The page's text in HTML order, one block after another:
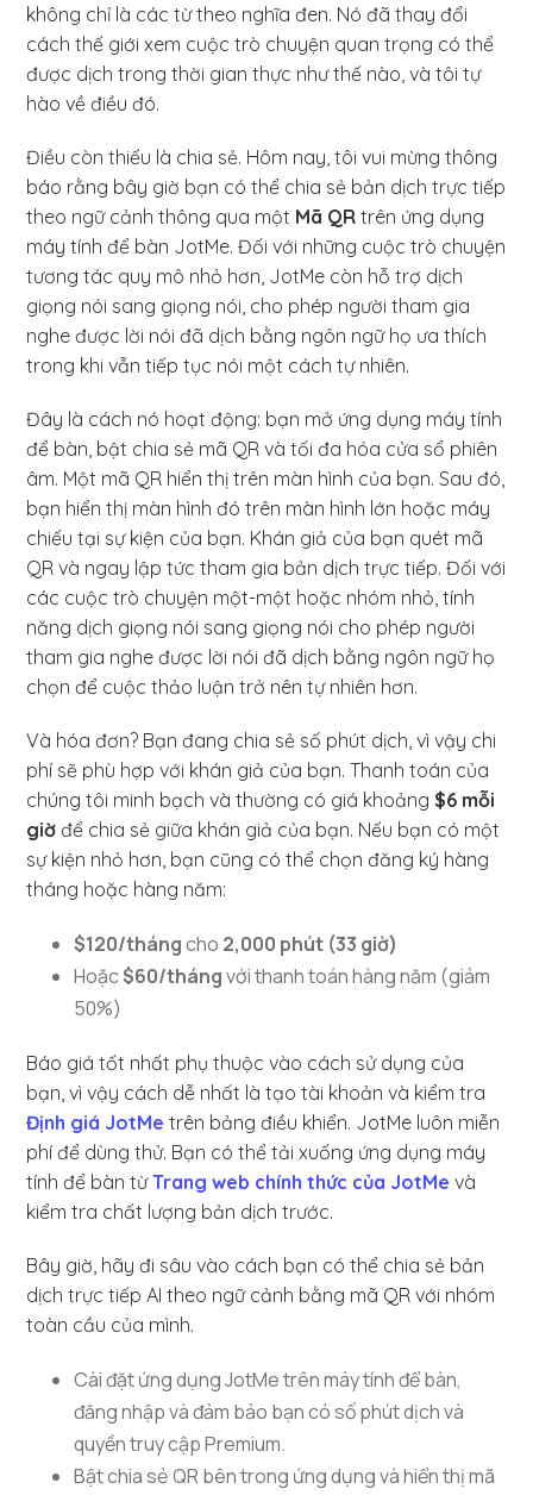
không chỉ là các từ theo nghĩa đen. Nó đã thay đổi
cách thế giới xem cuộc trò chuyện quan trọng có thể
được dịch trong thời gian thực như thế nào, và tôi tự
hào về điều đó.
Điều còn thiếu là chia sẻ. Hôm nay, tôi vui mừng thông
báo rằng bây giờ bạn có thể chia sẻ bản dịch trực tiếp
theo ngữ cảnh thông qua một Mã QR trên ứng dụng
máy tính để bàn JotMe. Đối với những cuộc trò chuyện
tương tác quy mô nhỏ hơn, JotMe còn hỗ trợ dịch
giọng nói sang giọng nói, cho phép người tham gia
nghe được lời nói đã dịch bằng ngôn ngữ họ ưa thích
trong khi vẫn tiếp tục nói một cách tự nhiên.
Đây là cách nó hoạt động: bạn mở ứng dụng máy tính
để bàn, bật chia sẻ mã QR và tối đa hóa cửa sổ phiên
âm. Một mã QR hiển thị trên màn hình của bạn. Sau đó,
bạn hiển thị màn hình đó trên màn hình lớn hoặc máy
chiếu tại sự kiện của bạn. Khán giả của bạn quét mã
QR và ngay lập tức tham gia bản dịch trực tiếp. Đối với
các cuộc trò chuyện một-một hoặc nhóm nhỏ, tính
năng dịch giọng nói sang giọng nói cho phép người
tham gia nghe được lời nói đã dịch bằng ngôn ngữ họ
chọn để cuộc thảo luận trở nên tự nhiên hơn.
Và hóa đơn? Bạn đang chia sẻ số phút dịch, vì vậy chi
phí sẽ phù hợp với khán giả của bạn. Thanh toán của
chúng tôi minh bạch và thường có giá khoảng$6 mỗi
giờ để chia sẻ giữa khán giả của bạn. Nếu bạn có một
sự kiện nhỏ hơn, bạn cũng có thể chọn đăng ký hàng
tháng hoặc hàng năm:
$120/thángcho 2,000 phút (33 giờ)
Hoặc$60/thángvới thanh toán hàng năm (giảm
50%)
Báo giá tốt nhất phụ thuộc vào cách sử dụng của
bạn, vì vậy cách dễ nhất là tạo tài khoản và kiểm tra
Định giá JotMe trên bảng điều khiển. JotMe luôn miễn
phí để dùng thử. Bạn có thể tải xuống ứng dụng máy
tính để bàn từTrang web chính thức của JotMe và
kiểm tra chất lượng bản dịch trước.
Bây giờ, hãy đi sâu vào cách bạn có thể chia sẻ bản
dịch trực tiếp AI theo ngữ cảnh bằng mã QR với nhóm
toàn cầu của mình.
Cài đặt ứng dụng JotMe trên máy tính để bàn,
đăng nhập và đảm bảo bạn có số phút dịch và
quyền truy cập Premium.
Bật chia sẻ QR bên trong ứng dụng và hiển thị mã